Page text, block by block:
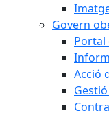
Govern
Portal
Acció